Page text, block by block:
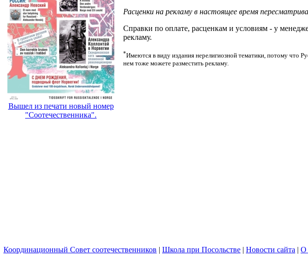
Вышел из печати новый номер
"Соотечественника".
Расценки на рекламу в настоящее время
Справки по оплате, расценкам и условиям - у
рекламу.
*Имеются в виду издания нерелигиозной тематики, потому что
нем тоже можете разместить рекламу.
Координационный Совет соотечественников | Школа при Посольстве | Новости сайта | О